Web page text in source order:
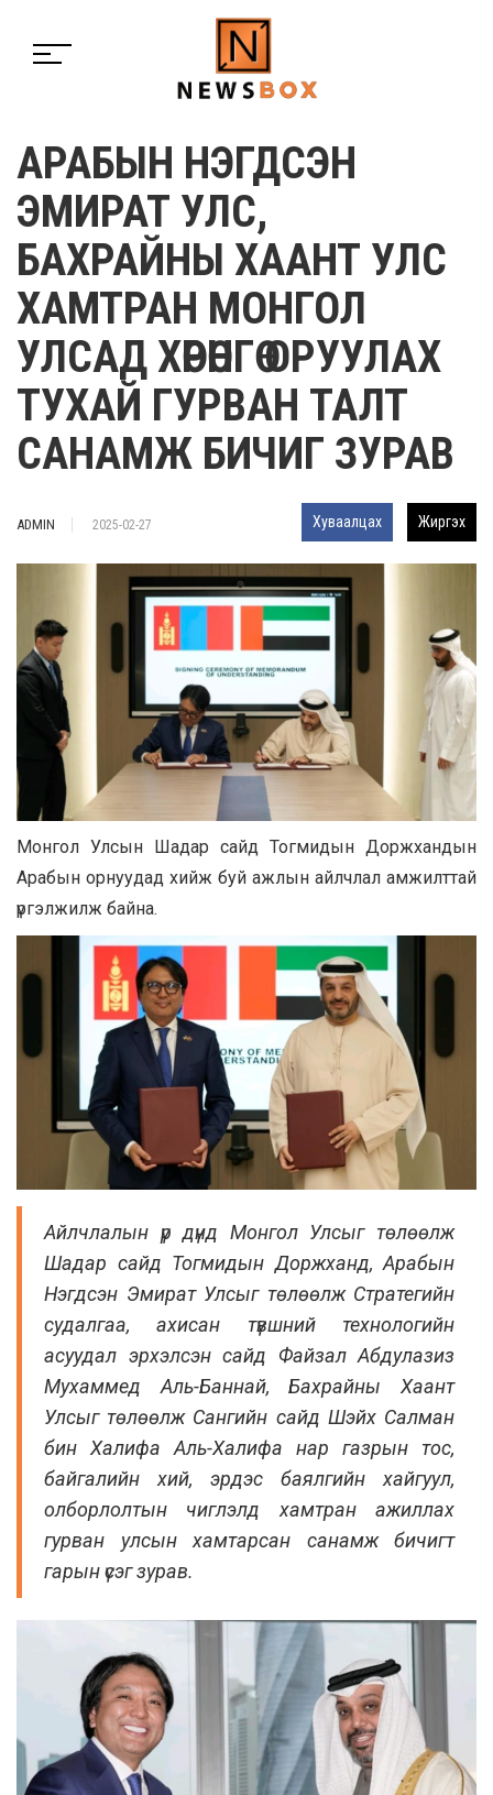
АРАБЫН НЭГДСЭН
ЭМИРАТ УЛС,
БАХРАЙНЫ ХААНТ УЛС
ХАМТРАН МОНГОЛ
УЛСАД ХӨРӨНГӨ ОРУУЛАХ
ТУХАЙ ГУРВАН ТАЛТ
САНАМЖ БИЧИГ ЗУРАВ
ADMIN 2025-02-27 Хуваалцах Жиргэх
Монгол Улсын Шадар сайд Тогмидын Доржхандын
Арабын орнуудад хийж буй ажлын айлчлал амжилттай
үргэлжилж байна.
Айлчлалын үр дүнд Монгол Улсыг төлөөлж
Шадар сайд Тогмидын Доржханд, Арабын
Нэгдсэн Эмират Улсыг төлөөлж Стратегийн
судалгаа, ахисан түвшний технологийн
асуудал эрхэлсэн сайд Файзал Абдулазиз
Мухаммед Аль-Баннай, Бахрайны Хаант
Улсыг төлөөлж Сангийн сайд Шэйх Салман
бин Халифа Аль-Халифа нар газрын тос,
байгалийн хий, эрдэс баялгийн хайгуул,
олборлолтын чиглэлд хамтран ажиллах
гурван улсын хамтарсан санамж бичигт
гарын үсэг зурав.